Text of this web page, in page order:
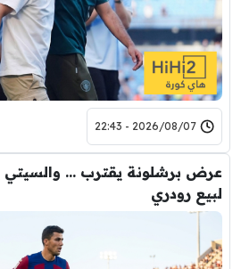
2026/08/07 - 22:43
عرض برشلونة يقترب … والسيتي
لبيع رودري